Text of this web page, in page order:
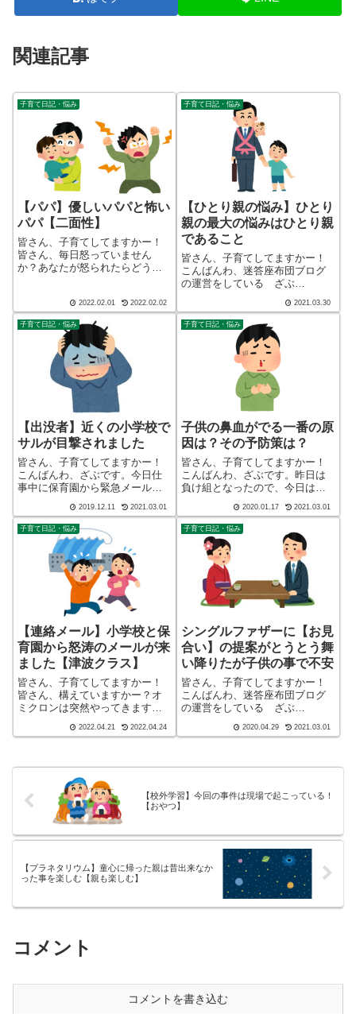
関連記事
子育て日記・悩み
【パパ】優しいパパと怖い
パパ【二面性】
皆さん、子育てしてますかー！
皆さん、毎日怒っていません
か？あなたが怒られたらどう思
の心はどうなるでしょうか。こ
んばんわ、迷答座布団ブログの
運営をしている ざぶ
(@meitou_zabu...
2022.02.01 2022.02.02
子育て日記・悩み
【ひとり親の悩み】ひとり
親の最大の悩みはひとり親
であること
皆さん、子育てしてますかー！
こんばんわ、迷答座布団ブログ
の運営をしている ざぶ
は40代でひとり親（シンパパ）
になり、手探り状態のほぼワン
オペで2人の子育てを行っており
ます。※詳しくはプロフィー
2021.03.30
子育て日記・悩み
【出没者】近くの小学校で
サルが目撃されました
皆さん、子育てしてますかー！
こんばんわ、ざぶです。今日仕
事中に保育園から緊急メールが
学校で猿が目撃されましたの
で、気をつけてください」で
す。私の家と実家の間くらいに
その小学校があります。また保
育園から家に帰ってく...
2019.12.11 2021.03.01
子育て日記・悩み
子供の鼻血がでる一番の原
因は？その予防策は？
皆さん、子育てしてますかー！
こんばんわ、ざぶです。昨日は
負け組となったので、今日は勝
りと帰宅してみました。しか
し、甘くはありません。車の音
で気が付いた次男はすでに玄関
に来ていて次男パパ、ただいま
ーいつものお迎えを...
2020.01.17 2021.03.01
子育て日記・悩み
【連絡メール】小学校と保
育園から怒涛のメールが来
ました【津波クラス】
皆さん、子育てしてますかー！
皆さん、構えていますかー？オ
ミクロンは突然やってきます。
ね。こんばんわ、迷答座布団ブ
は40代でひとり親（シンパ
2022.04.21 2022.04.24
子育て日記・悩み
シングルファザーに【お見
合い】の提案がとうとう舞
い降りたが子供の事で不安
皆さん、子育てしてますかー！
こんばんわ、迷答座布団ブログ
の運営をしている ざぶ
は40代でひとり親（シンパパ）
ます。※詳しくはプロフィー
2020.04.29 2021.03.01
【校外学習】今回の事件は現場で起こっている！
【おやつ】
【プラネタリウム】童心に帰った親は昔出来なか
った事を楽しむ【親も楽しむ】
コメント
コメントを書き込む